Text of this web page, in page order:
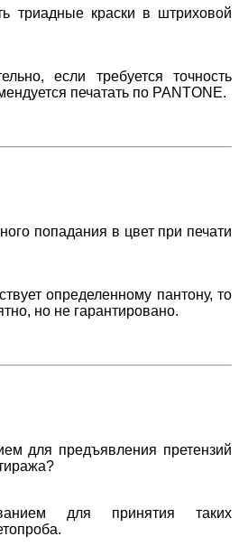
триадные краски в штриховой
если требуется точность
печатать по PANTONE.
попадания в цвет при печати
определенному пантону, то
но не гарантировано.
для предъявления претензий
для принятия таких